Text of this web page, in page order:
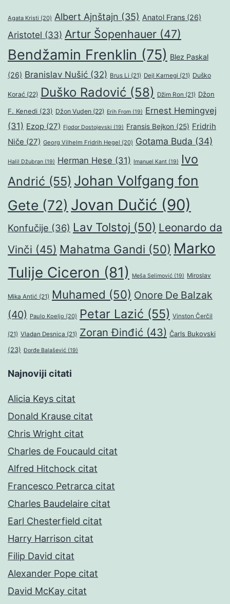
Agata Kristi (20) Albert Ajnštajn (35) Anatol Frans (26)
Aristotel (33) Artur Šopenhauer (47)
Bendžamin Frenklin (75) Blez Paskal
(26) Branislav Nušić (32) Brus Li (21) Dejl Karnegi (21) Duško
Korać (22) Duško Radović (58) Džim Ron (21) Džon
F. Kenedi (23) Džon Vuden (22) Erih From (19) Ernest Hemingvej
(31) Ezop (27) Fjodor Dostojevski (19) Fransis Bejkon (25) Fridrih
Niče (27) Georg Vilhelm Fridrih Hegel (20) Gotama Buda (34)
Halil Džubran (19) Herman Hese (31) Imanuel Kant (19)
Ivo
Andrić (55) Johan Volfgang fon
Gete (72) Jovan Dučić (90)
Konfučije (36) Lav Tolstoj (50) Leonardo da
Vinči (45) Mahatma Gandi (50) Marko
Tulije Ciceron (81) Meša Selimović (19) Miroslav
Mika Antić (21) Muhamed (50) Onore De Balzak
(40) Paulo Koeljo (20) Petar Lazić (55) Vinston Čerčil
(21) Vladan Desnica (21) Zoran Đinđić (43) Čarls Bukovski
(23) Đorđe Balašević (19)
Najnoviji citati
Alicia Keys citat
Donald Krause citat
Chris Wright citat
Charles de Foucauld citat
Alfred Hitchock citat
Francesco Petrarca citat
Charles Baudelaire citat
Earl Chesterfield citat
Harry Harrison citat
Filip David citat
Alexander Pope citat
David McKay citat